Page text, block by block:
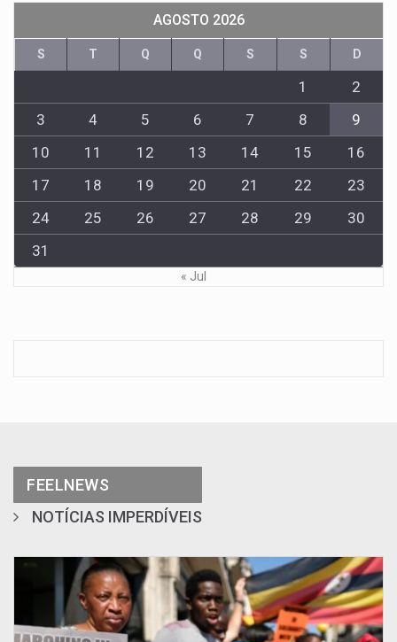
AGOSTO 2026
S T Q Q S S D
1
2
3
4 5 6 7 8
9
10
11 12 13 14 15
16
17
18 19 20 21 22
23
24
25 26 27 28 29
30
31
« Jul
FEELNEWS
NOTÍCIAS IMPERDÍVEIS